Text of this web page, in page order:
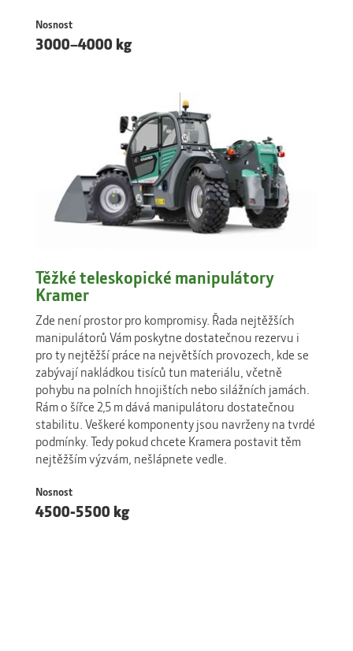
Nosnost
3000–4000 kg
Těžké teleskopické manipulátory
Kramer
Zde není prostor pro kompromisy. Řada nejtěžších
manipulátorů Vám poskytne dostatečnou rezervu i
pro ty nejtěžší práce na největších provozech, kde se
zabývají nakládkou tisíců tun materiálu, včetně
pohybu na polních hnojištích nebo silážních jamách.
Rám o šířce 2,5 m dává manipulátoru dostatečnou
stabilitu. Veškeré komponenty jsou navrženy na tvrdé
podmínky. Tedy pokud chcete Kramera postavit těm
nejtěžším výzvám, nešlápnete vedle.
Nosnost
4500-5500 kg